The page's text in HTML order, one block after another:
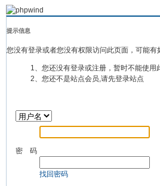
提示信息
您没有登录或者您没有权限访问此页面，可能有
1、您还没有登录或注册，暂时不能使用
2、您还不是站点会员,请先登录站点
密 码
找回密码